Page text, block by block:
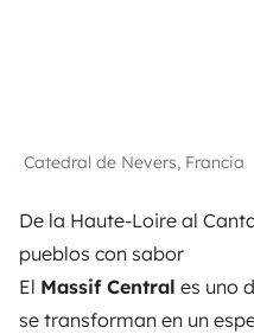
Catedral de Nevers, Francia
De la Haute-Loire al
pueblos con sabor
El Massif Central es uno
se transforman en un